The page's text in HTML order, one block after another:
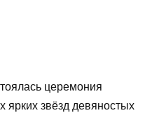
церемония
звёзд девяностых